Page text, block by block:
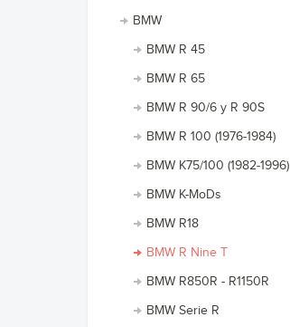
BMW
BMW R 45
BMW R 65
BMW R 90/6 y R 90S
BMW R 100 (1976-1984)
BMW K75/100 (1982-1996)
BMW K-MoDs
BMW R18
BMW R Nine T
BMW R850R - R1150R
BMW Serie R